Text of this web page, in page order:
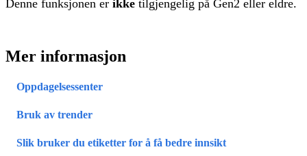
Denne funksjonen er ikke tilgjengelig på Gen2 eller eldre.
Mer informasjon
Oppdagelsessenter
Bruk av trender
Slik bruker du etiketter for å få bedre innsikt